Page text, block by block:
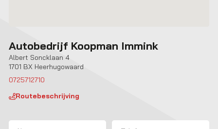
Naam Telefoon
Autobedrijf Koopman Immink
Albert Soncklaan 4
1701 BX Heerhugowaard
0725712710
Routebeschrijving